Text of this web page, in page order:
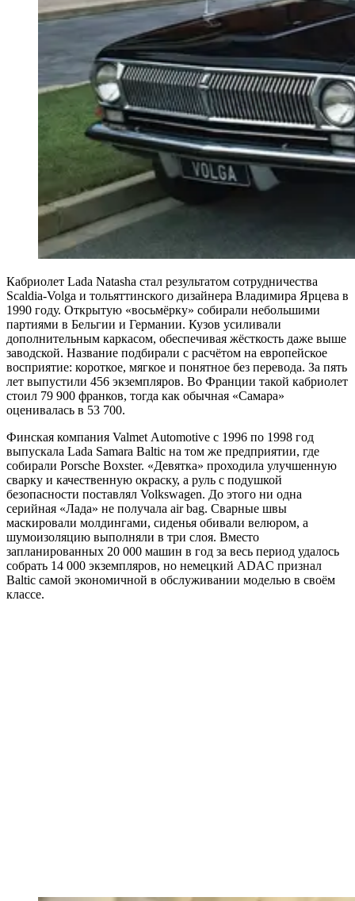
Кабриолет Lada Natasha стал результатом сотрудничества
Scaldia-Volga и тольяттинского дизайнера Владимира Ярцева в
1990 году. Открытую «восьмёрку» собирали небольшими
партиями в Бельгии и Германии. Кузов усиливали
дополнительным каркасом, обеспечивая жёсткость даже выше
заводской. Название подбирали с расчётом на европейское
восприятие: короткое, мягкое и понятное без перевода. За пять
лет выпустили 456 экземпляров. Во Франции такой кабриолет
стоил 79 900 франков, тогда как обычная «Самара»
оценивалась в 53 700.
Финская компания Valmet Automotive с 1996 по 1998 год
выпускала Lada Samara Baltic на том же предприятии, где
собирали Porsche Boxster. «Девятка» проходила улучшенную
сварку и качественную окраску, а руль с подушкой
безопасности поставлял Volkswagen. До этого ни одна
серийная «Лада» не получала air bag. Сварные швы
маскировали молдингами, сиденья обивали велюром, а
шумоизоляцию выполняли в три слоя. Вместо
запланированных 20 000 машин в год за весь период удалось
собрать 14 000 экземпляров, но немецкий ADAC признал
Baltic самой экономичной в обслуживании моделью в своём
классе.